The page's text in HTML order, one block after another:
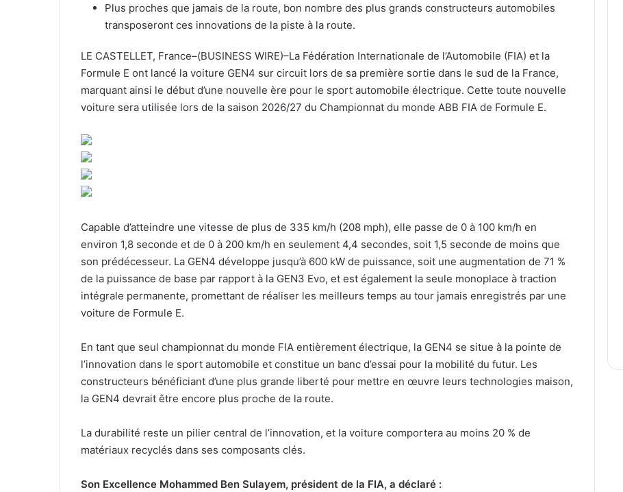
Plus proches que jamais de la route, bon nombre des plus grands constructeurs automobiles
transposeront ces innovations de la piste à la route.
LE CASTELLET, France–(BUSINESS WIRE)–La Fédération Internationale de l’Automobile (FIA) et la
Formule E ont lancé la voiture GEN4 sur circuit lors de sa première sortie dans le sud de la France,
marquant ainsi le début d’une nouvelle ère pour le sport automobile électrique. Cette toute nouvelle
voiture sera utilisée lors de la saison 2026/27 du Championnat du monde ABB FIA de Formule E.
Capable d’atteindre une vitesse de plus de 335 km/h (208 mph), elle passe de 0 à 100 km/h en
environ 1,8 seconde et de 0 à 200 km/h en seulement 4,4 secondes, soit 1,5 seconde de moins que
son prédécesseur. La GEN4 développe jusqu’à 600 kW de puissance, soit une augmentation de 71 %
de la puissance de base par rapport à la GEN3 Evo, et est également la seule monoplace à traction
intégrale permanente, promettant de réaliser les meilleurs temps au tour jamais enregistrés par une
voiture de Formule E.
En tant que seul championnat du monde FIA entièrement électrique, la GEN4 se situe à la pointe de
l’innovation dans le sport automobile et constitue un banc d’essai pour la mobilité du futur. Les
constructeurs bénéficiant d’une plus grande liberté pour mettre en œuvre leurs technologies maison,
la GEN4 devrait être encore plus proche de la route.
La durabilité reste un pilier central de l’innovation, et la voiture comportera au moins 20 % de
matériaux recyclés dans ses composants clés.
Son Excellence Mohammed Ben Sulayem, président de la FIA, a déclaré :